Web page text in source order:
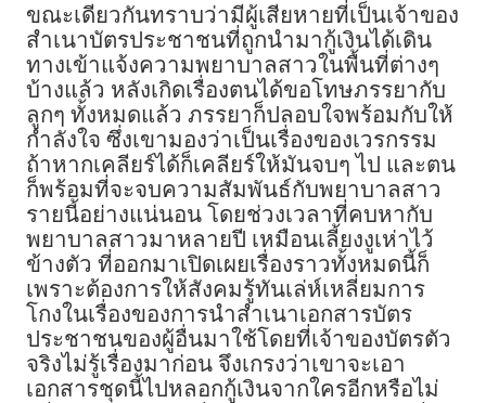
ขณะเดียวกันทราบว่ามีผู้เสียหายที่เป็นเจ้าของ
สำเนาบัตรประชาชนที่ถูกนำมากู้เงินได้เดิน
ทางเข้าแจ้งความพยาบาลสาวในพื้นที่ต่างๆ
บ้างแล้ว หลังเกิดเรื่องตนได้ขอโทษภรรยากับ
ลูกๆ ทั้งหมดแล้ว ภรรยาก็ปลอบใจพร้อมกับให้
กำลังใจ ซึ่งเขามองว่าเป็นเรื่องของเวรกรรม
ถ้าหากเคลียร์ได้ก็เคลียร์ให้มันจบๆ ไป และตน
ก็พร้อมที่จะจบความสัมพันธ์กับพยาบาลสาว
รายนี้อย่างแน่นอน โดยช่วงเวลาที่คบหากับ
พยาบาลสาวมาหลายปี เหมือนเลี้ยงงูเห่าไว้
ข้างตัว ที่ออกมาเปิดเผยเรื่องราวทั้งหมดนี้ก็
เพราะต้องการให้สังคมรู้ทันเล่ห์เหลี่ยมการ
โกงในเรื่องของการนำสำเนาเอกสารบัตร
ประชาชนของผู้อื่นมาใช้โดยที่เจ้าของบัตรตัว
จริงไม่รู้เรื่องมาก่อน จึงเกรงว่าเขาจะเอา
เอกสารชุดนี้ไปหลอกกู้เงินจากใครอีกหรือไม่